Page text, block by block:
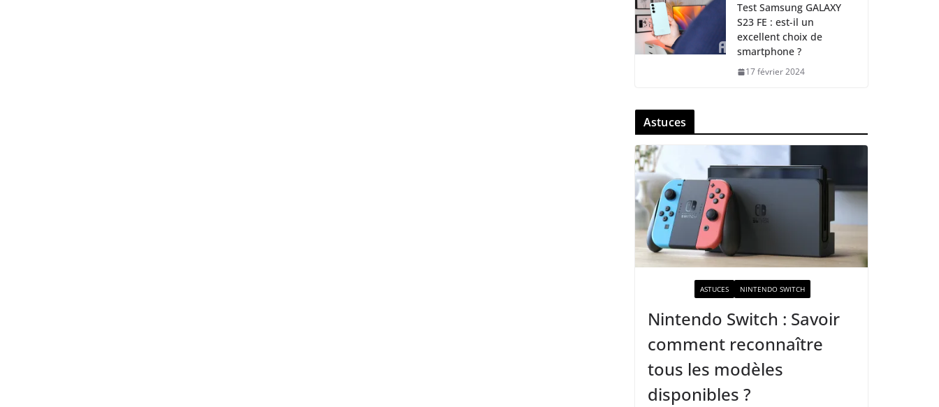
Test Samsung GALAXY
S23 FE : est-il un
excellent choix de
smartphone ?
17 février 2024
Astuces
ASTUCES NINTENDO SWITCH
Nintendo Switch : Savoir
comment reconnaître
tous les modèles
disponibles ?